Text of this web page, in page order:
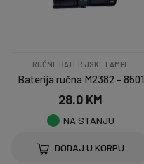
RUČNE BATERIJSKE LAMPE
Baterija ručna M2382 - 8501
28.0 KM
NA STANJU
DODAJ U KORPU